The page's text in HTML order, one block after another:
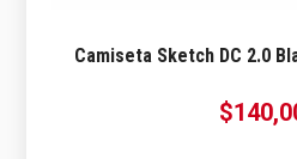
Camiseta Sketch DC 2.0
$